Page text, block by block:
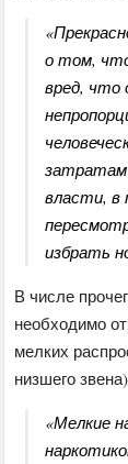
о том,
вред, что
власти, в
избрать
В числе
необходимо
мелких
низшего
«Мелкие